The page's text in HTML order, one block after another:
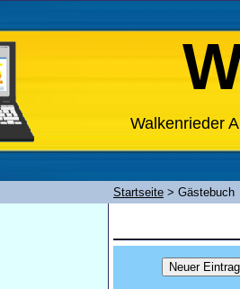
Walkenrieder
Startseite > Gästebuch